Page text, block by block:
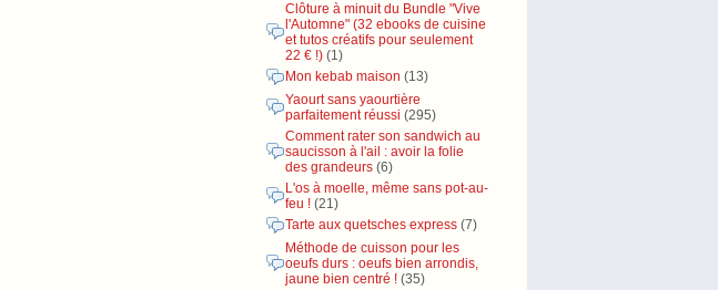
Clôture à minuit du Bundle "Vive
l'Automne" (32 ebooks de cuisine
et tutos créatifs pour seulement
22 € !) (1)
Mon kebab maison (13)
Yaourt sans yaourtière
parfaitement réussi (295)
Comment rater son sandwich au
saucisson à l'ail : avoir la folie
des grandeurs (6)
L'os à moelle, même sans pot-au-
feu ! (21)
Tarte aux quetsches express (7)
Méthode de cuisson pour les
oeufs durs : oeufs bien arrondis,
jaune bien centré ! (35)